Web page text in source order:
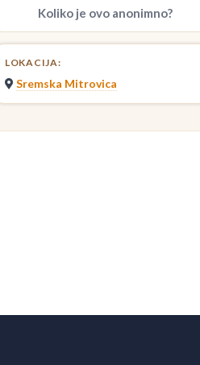
Koliko je ovo anonimno?
LOKACIJA:
Sremska Mitrovica